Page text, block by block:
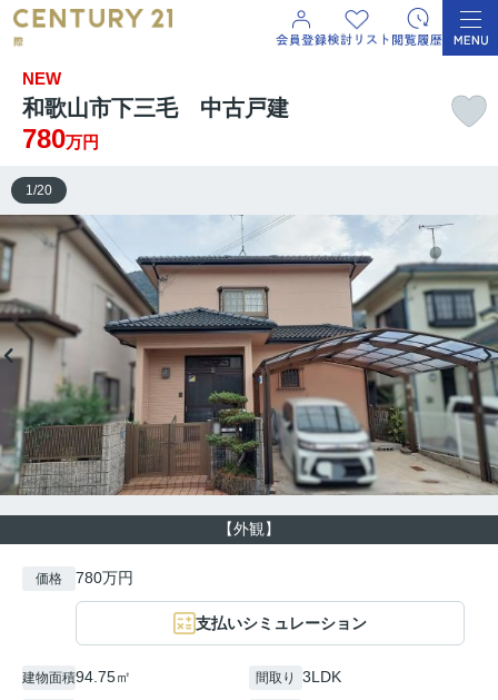
NEW
和歌山市下三毛 中古戸建
780万円
【外観】
1/20
価格 780万円
支払いシミュレーション
建物面積94.75㎡ 間取り 3LDK